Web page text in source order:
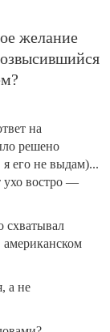
желание
на
решено
его не выдам)...
ухо востро —
схватывал
а не